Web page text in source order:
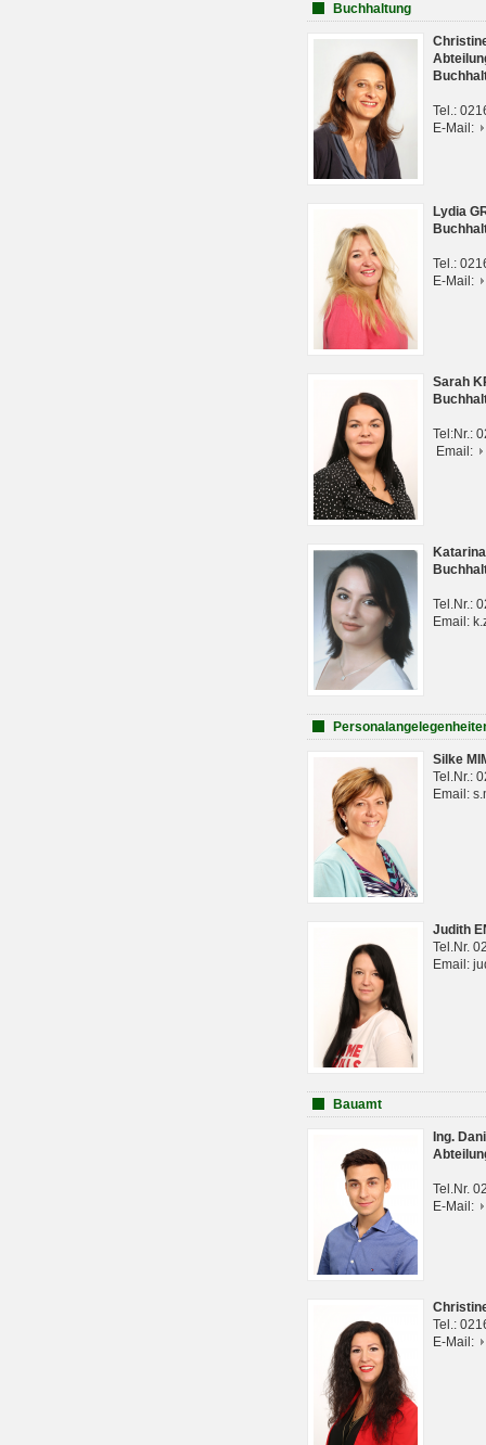
Buchhaltung
Tel.:
E-Mail:
Lydia
Tel.:
E-Mail:
Sarah
Tel:Nr.:
Email:
Tel.Nr.:
Email:
Silke
Tel.Nr.:
Email:
Judith
Tel.Nr.
Email:
Bauamt
Ing.
Tel.Nr.
E-Mail:
Tel.:
E-Mail: